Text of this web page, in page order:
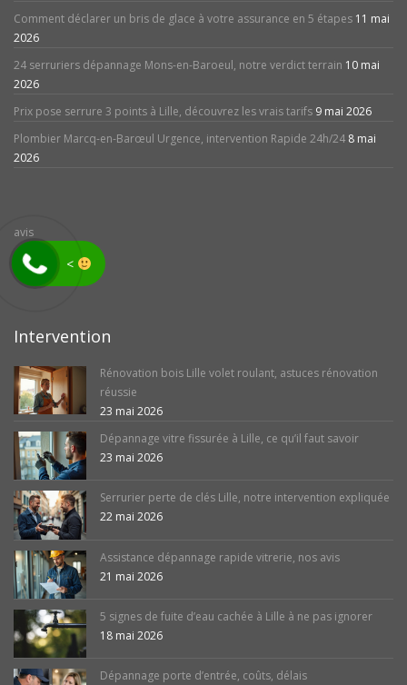
Comment déclarer un bris de glace à votre assurance en 5 étapes 11 mai
2026
24 serruriers dépannage Mons-en-Baroeul, notre verdict terrain 10 mai
2026
Prix pose serrure 3 points à Lille, découvrez les vrais tarifs 9 mai 2026
Plombier Marcq-en-Barœul Urgence, intervention Rapide 24h/24 8 mai
2026
avis
Intervention
Rénovation bois Lille volet roulant, astuces rénovation
réussie
23 mai 2026
Dépannage vitre fissurée à Lille, ce qu’il faut savoir
23 mai 2026
Serrurier perte de clés Lille, notre intervention expliquée
22 mai 2026
Assistance dépannage rapide vitrerie, nos avis
21 mai 2026
5 signes de fuite d’eau cachée à Lille à ne pas ignorer
18 mai 2026
Dépannage porte d’entrée, coûts, délais
<